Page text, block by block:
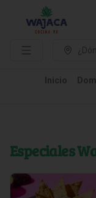
Inicio
Especiales